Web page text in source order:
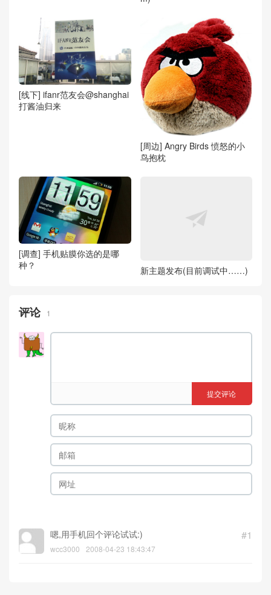
[线下] ifanr范友会@shanghai
打酱油归来
[周边] Angry Birds 愤怒的小
鸟抱枕
[调查] 手机贴膜你选的是哪
种？
新主题发布(目前调试中……)
评论 1
提交评论
#1
嗯,用手机回个评论试试:)
wcc3000 2008-04-23 18:43:47